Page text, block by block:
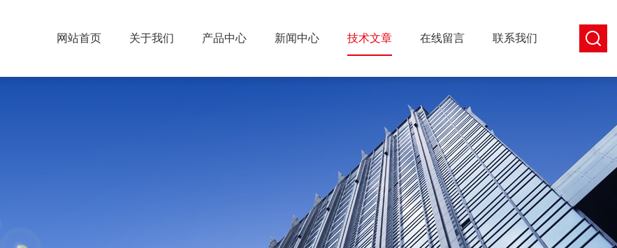
网站首页 关于我们 产品中心 新闻中心 技术文章 在线留言 联系我们